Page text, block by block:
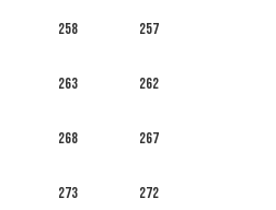
257
258
262
263
267
268
272
273